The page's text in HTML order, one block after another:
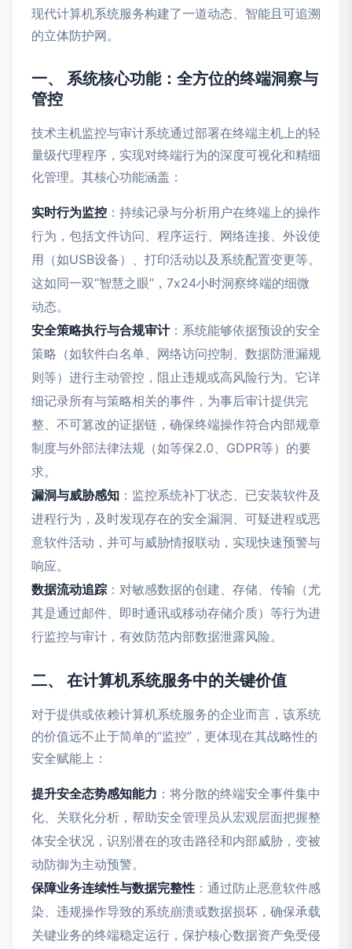
现代计算机系统服务构建了一道动态、智能且可追溯
的立体防护网。
一、 系统核心功能：全方位的终端洞察与
管控
技术主机监控与审计系统通过部署在终端主机上的轻
量级代理程序，实现对终端行为的深度可视化和精细
化管理。其核心功能涵盖：
实时行为监控 ：持续记录与分析用户在终端上的操作
行为，包括文件访问、程序运行、网络连接、外设使
用（如USB设备）、打印活动以及系统配置变更等。
这如同一双“智慧之眼”，7x24小时洞察终端的细微
动态。
安全策略执行与合规审计：系统能够依据预设的安全
策略（如软件白名单、网络访问控制、数据防泄漏规
则等）进行主动管控，阻止违规或高风险行为。它详
细记录所有与策略相关的事件，为事后审计提供完
整、不可篡改的证据链，确保终端操作符合内部规章
制度与外部法律法规（如等保2.0、GDPR等）的要
求。
漏洞与威胁感知 ：监控系统补丁状态、已安装软件及
进程行为，及时发现存在的安全漏洞、可疑进程或恶
意软件活动，并可与威胁情报联动，实现快速预警与
响应。
数据流动追踪 ：对敏感数据的创建、存储、传输（尤
其是通过邮件、即时通讯或移动存储介质）等行为进
行监控与审计，有效防范内部数据泄露风险。
二、 在计算机系统服务中的关键价值
对于提供或依赖计算机系统服务的企业而言，该系统
的价值远不止于简单的“监控”，更体现在其战略性的
安全赋能上：
提升安全态势感知能力 ：将分散的终端安全事件集中
化、关联化分析，帮助安全管理员从宏观层面把握整
体安全状况，识别潜在的攻击路径和内部威胁，变被
动防御为主动预警。
保障业务连续性与数据完整性 ：通过防止恶意软件感
染、违规操作导致的系统崩溃或数据损坏，确保承载
关键业务的终端稳定运行，保护核心数据资产免受侵